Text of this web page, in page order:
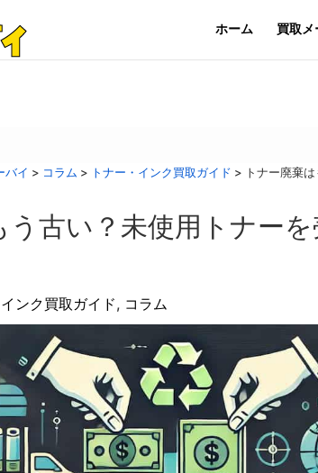
ホーム 買取メ
バイ > コラム > トナー・インク買取ガイド > トナー廃棄
う古い？未使用トナー
ンク買取ガイド, コラム